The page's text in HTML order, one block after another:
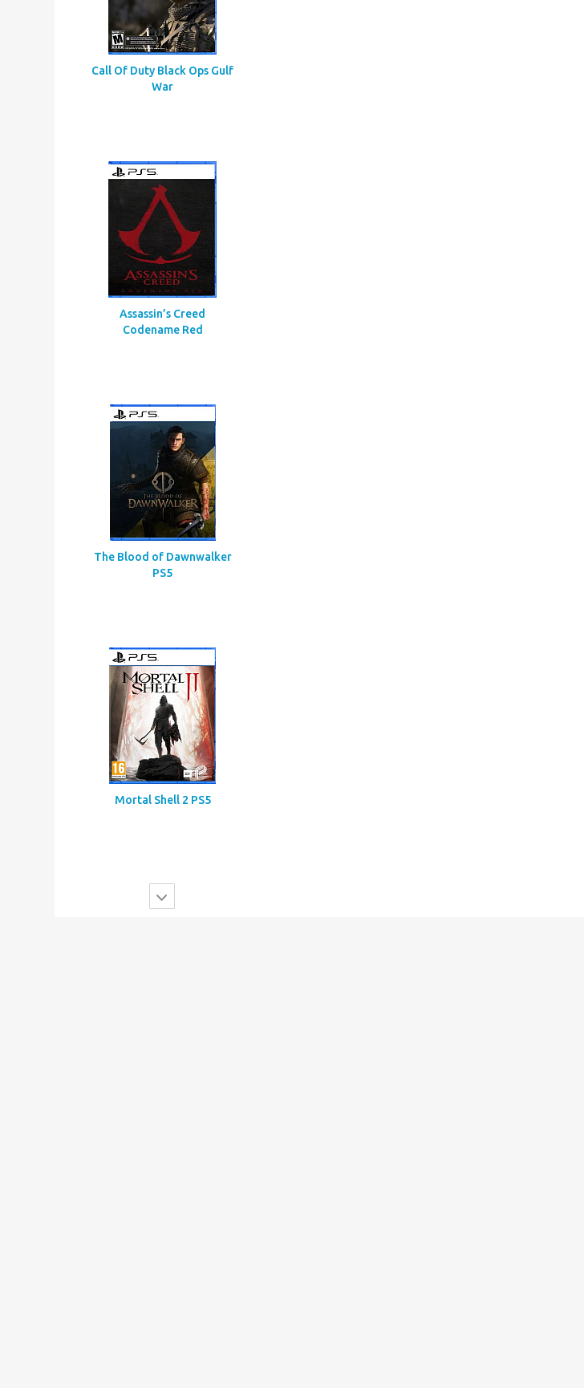
Call Of Duty Black Ops Gulf
War
Assassin’s Creed
Codename Red
The Blood of Dawnwalker
PS5
Mortal Shell 2 PS5